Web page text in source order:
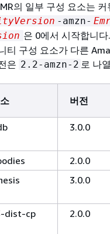
의 일부 구성 요소는
-amzn-
은 0에서 시작합니
티 구성 요소가 다른
은 2.2-amzn-2 로 나
버전
3.0.0
2.0.0
3.0.0
dist-cp
2.0.0